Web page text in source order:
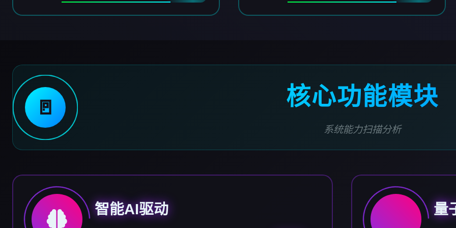
🚪 核心功能模块
系统能力扫描分析
智能AI驱动 量